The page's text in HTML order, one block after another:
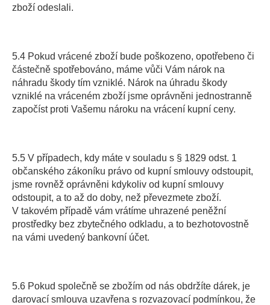
zboží odeslali.
5.4 Pokud vrácené zboží bude poškozeno, opotřebeno či
částečně spotřebováno, máme vůči Vám nárok na
náhradu škody tím vzniklé. Nárok na úhradu škody
vzniklé na vráceném zboží jsme oprávněni jednostranně
započíst proti Vašemu nároku na vrácení kupní ceny.
5.5 V případech, kdy máte v souladu s § 1829 odst. 1
občanského zákoníku právo od kupní smlouvy odstoupit,
jsme rovněž oprávněni kdykoliv od kupní smlouvy
odstoupit, a to až do doby, než převezmete zboží.
V takovém případě vám vrátíme uhrazené peněžní
prostředky bez zbytečného odkladu, a to bezhotovostně
na vámi uvedený bankovní účet.
5.6 Pokud společně se zbožím od nás obdržíte dárek, je
darovací smlouva uzavřena s rozvazovací podmínkou, že